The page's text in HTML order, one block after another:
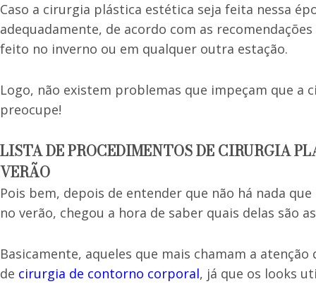
Caso a cirurgia plástica estética seja feita nessa
adequadamente, de acordo com as
feito no inverno ou em qualquer outra estação.
Logo, não existem problemas que impeçam que a
preocupe!
LISTA DE PROCEDIMENTOS DE CIRURGIA
VERÃO
Pois bem, depois de entender que não há nada
no verão, chegou a hora de saber quais delas são
Basicamente, aqueles que mais chamam a
de cirurgia de contorno corporal, já que os looks